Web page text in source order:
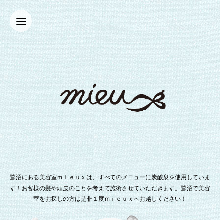
鷺沼にある美容室ｍｉｅｕｘは、すべてのメニューに炭酸泉を使用していま
す！お客様の髪や頭皮のことを考えて施術させていただきます。鷺沼で美容
室をお探しの方は是非１度ｍｉｅｕｘへお越しください！